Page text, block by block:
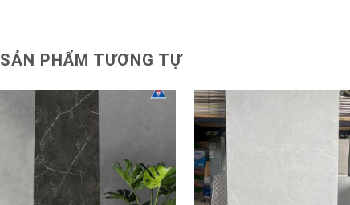
SẢN PHẨM TƯƠNG TỰ